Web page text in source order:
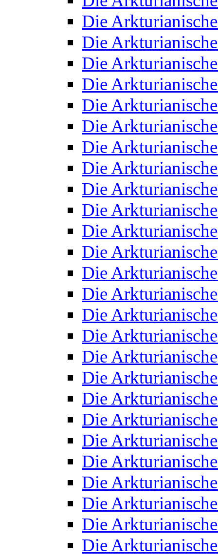
Die
Die
Die
Die
Die
Die
Die
Die
Die
Die
Die
Die
Die
Die
Die
Die
Die
Die
Die
Die
Die
Die
Die
Die
Die
Die